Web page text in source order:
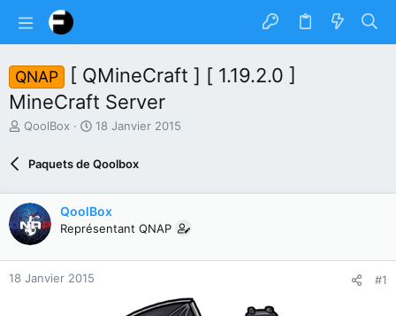
QNAP
[ QMineCraft ] [ 1.19.2.0 ]
MineCraft Server
A
e
r
d
u
j
QoolBox
D
t
e
e
d
é
18 Janvier 2015
Paquets de Qoolbox
QoolBox
Représentant QNAP
18 Janvier 2015 #1